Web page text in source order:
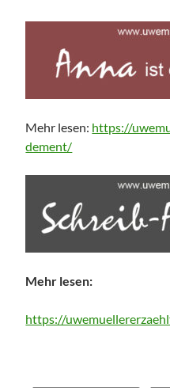
Mehr lesen: https://
dement/
Mehr lesen:
https://